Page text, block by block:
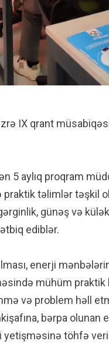
IX qrant
5 aylıq proqram
təlimlər təşkil
günəş və
ediblər.
enerji
mühüm
və problem həll
bərpa olunan
yetişməsinə töhfə